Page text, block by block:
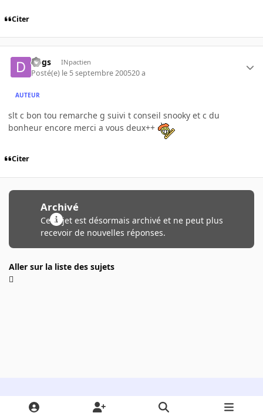
Citer
dogs INpactien
Posté(e) le 5 septembre 200520 a
AUTEUR
slt c bon tou remarche g suivi t conseil snooky et c du
bonheur encore merci a vous deux++
Citer
Archivé
Ce sujet est désormais archivé et ne peut plus
recevoir de nouvelles réponses.
Aller sur la liste des sujets